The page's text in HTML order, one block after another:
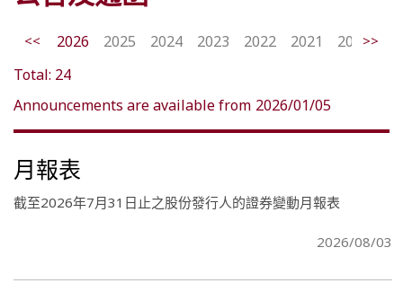
<< 2026 2025 2024 2023 2022 2021 2020>>
Total: 24
Announcements are available from 2026/01/05
月報表
截至2026年7月31日止之股份發行人的證券變動月報表
2026/08/03